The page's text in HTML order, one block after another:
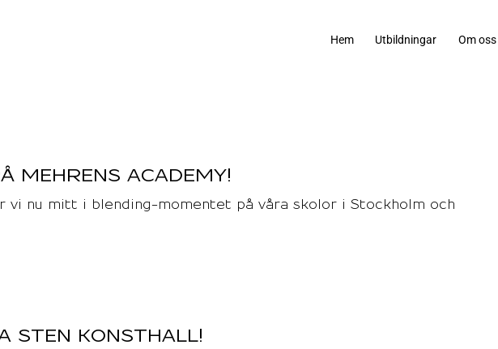
Hem Utbildningar Om oss
MEHRENS ACADEMY!
vi nu mitt i blending-momentet på våra skolor i Stockholm och
STEN KONSTHALL!